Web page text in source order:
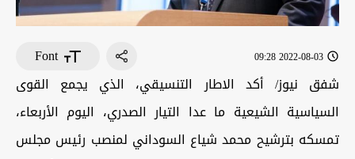
2022-08-03 09:28
Font
شفق نيوز/ أكد الاطار التنسيقي، الذي يجمع القوى
السياسية الشيعية ما عدا التيار الصدري، اليوم الأربعاء،
تمسكه بترشيح محمد شياع السوداني لمنصب رئيس مجلس